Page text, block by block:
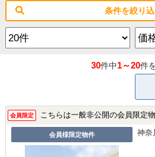
条件を絞り
30件中1～20件
会員限定 こちらは一般非公開の会員限定物
会員様限定物件 神奈